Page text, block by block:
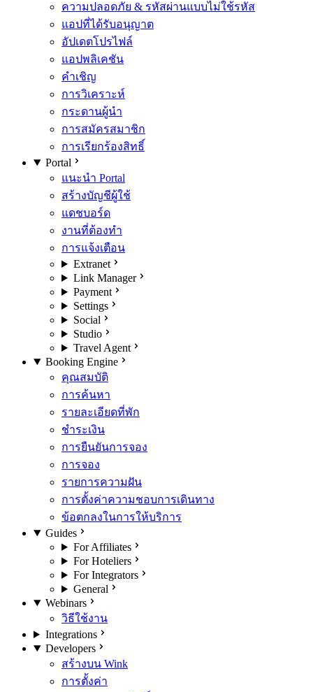
ความปลอดภัย & รหัสผ่านแบบไม่ใช้รหัส
แอปที่ได้รับอนุญาต
อัปเดตโปรไฟล์
แอปพลิเคชัน
คำเชิญ
การวิเคราะห์
กระดานผู้นำ
การสมัครสมาชิก
การเรียกร้องสิทธิ์
Portal
แนะนำ Portal
สร้างบัญชีผู้ใช้
แดชบอร์ด
งานที่ต้องทำ
การแจ้งเตือน
Extranet
Link Manager
Payment
Settings
Social
Studio
Travel Agent
Booking Engine
คุณสมบัติ
การค้นหา
รายละเอียดที่พัก
ชำระเงิน
การยืนยันการจอง
การจอง
รายการความฝัน
การตั้งค่าความชอบการเดินทาง
ข้อตกลงในการให้บริการ
Guides
For Affiliates
For Hoteliers
For Integrators
General
Webinars
วิธีใช้งาน
Integrations
Developers
สร้างบน Wink
การตั้งค่า